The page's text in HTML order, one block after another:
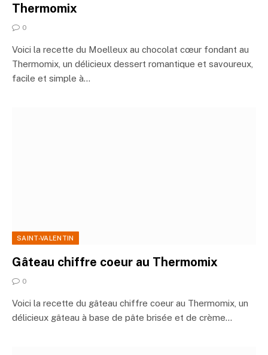
Thermomix
0
Voici la recette du Moelleux au chocolat cœur fondant au
Thermomix, un délicieux dessert romantique et savoureux,
facile et simple à…
SAINT-VALENTIN
Gâteau chiffre coeur au Thermomix
0
Voici la recette du gâteau chiffre coeur au Thermomix, un
délicieux gâteau à base de pâte brisée et de crème…